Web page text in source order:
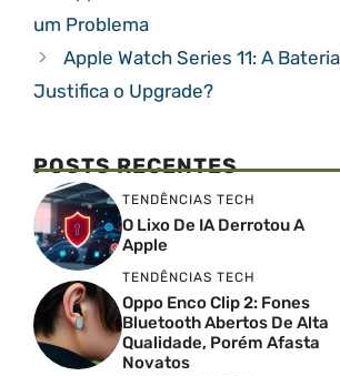
um Problema
Apple Watch Series 11: A
Justifica o Upgrade?
POSTS RECENTES
TENDÊNCIAS TECH
O Lixo De IA Derrotou A
Apple
TENDÊNCIAS TECH
Oppo Enco Clip 2: Fones
Bluetooth Abertos De Alta
Qualidade, Porém Afasta
Novatos